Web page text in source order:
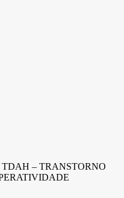
TDAH – TRANSTORNO